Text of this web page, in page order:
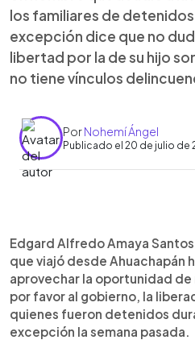
los familiares de
excepción dice que no
libertad por la de su hijo
no tiene vínculos
PorNohemí Ángel
Publicado el 20 de julio de
► Escuchar artículo
Edgard Alfredo Amaya
que viajó desde Ahuachapán
aprovechar la oportunidad
por favor al gobierno, la
quienes fueron detenidos
excepción la semana pasada.